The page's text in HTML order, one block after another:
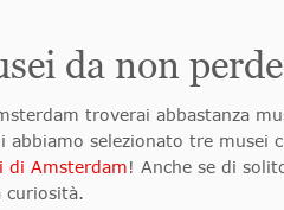
da non
troverai abbastanza
abbiamo selezionato tre musei
di Amsterdam! Anche se di
curiosità.